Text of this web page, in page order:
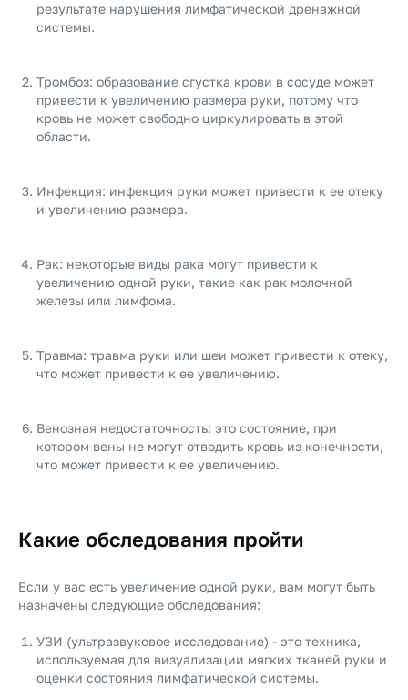
результате нарушения лимфатической дренажной
системы.
Тромбоз: образование сгустка крови в сосуде может
привести к увеличению размера руки, потому что
кровь не может свободно циркулировать в этой
области.
Инфекция: инфекция руки может привести к ее отеку
и увеличению размера.
Рак: некоторые виды рака могут привести к
увеличению одной руки, такие как рак молочной
железы или лимфома.
Травма: травма руки или шеи может привести к отеку,
что может привести к ее увеличению.
Венозная недостаточность: это состояние, при
котором вены не могут отводить кровь из конечности,
что может привести к ее увеличению.
Какие обследования пройти
Если у вас есть увеличение одной руки, вам могут быть
назначены следующие обследования:
УЗИ (ультразвуковое исследование) - это техника,
используемая для визуализации мягких тканей руки и
оценки состояния лимфатической системы.